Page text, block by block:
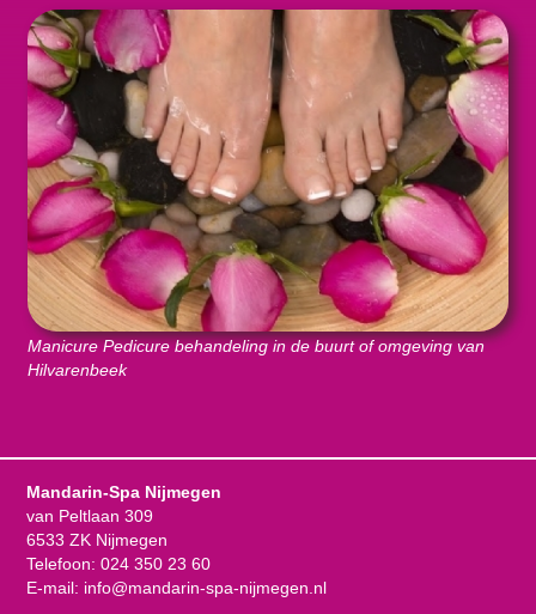
Manicure Pedicure behandeling in de buurt of omgeving van
Hilvarenbeek
Mandarin-Spa Nijmegen
van Peltlaan 309
6533 ZK Nijmegen
Telefoon: 024 350 23 60
E-mail: info@mandarin-spa-nijmegen.nl